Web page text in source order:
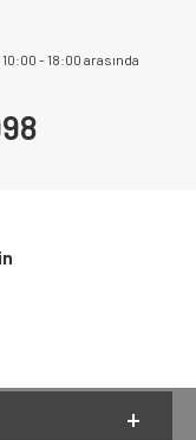
- 18:00 arasında